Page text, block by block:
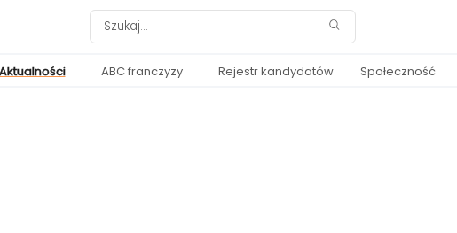
Aktualności ABC franczyzy Rejestr kandydatów Społeczność